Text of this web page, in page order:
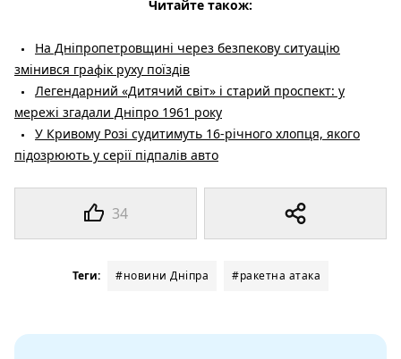
34
Читайте також:
На Дніпропетровщині через безпекову ситуацію
змінився графік руху поїздів
Легендарний «Дитячий світ» і старий проспект: у
мережі згадали Дніпро 1961 року
У Кривому Розі судитимуть 16-річного хлопця, якого
підозрюють у серії підпалів авто
Теги: #новини Дніпра #ракетна атака